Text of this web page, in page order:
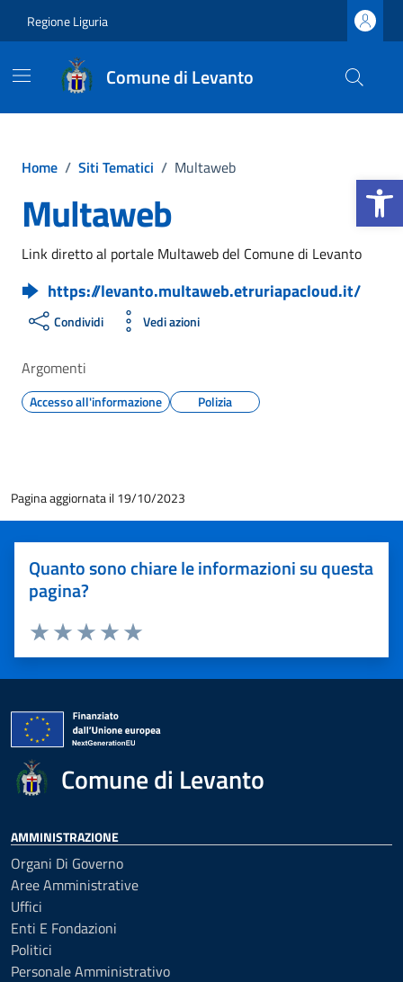
Apri la
Regione Liguria
Comune di Levanto
Home / Siti Tematici / Multaweb
Multaweb
Link diretto al portale Multaweb del Comune di Levanto
https://levanto.multaweb.etruriapacloud.it/
Condividi Vedi azioni
Argomenti
Accesso all'informazione Polizia
Pagina aggiornata il 19/10/2023
Quanto sono chiare le informazioni su questa
pagina?
Valuta 5 stelle su 5
Valuta 4 stelle su 5
Valuta 3 stelle su 5
Valuta 2 stelle su 5
Valuta 1 stelle su 5
Comune di Levanto
AMMINISTRAZIONE
Organi Di Governo
Aree Amministrative
Uffici
Enti E Fondazioni
Politici
Personale Amministrativo